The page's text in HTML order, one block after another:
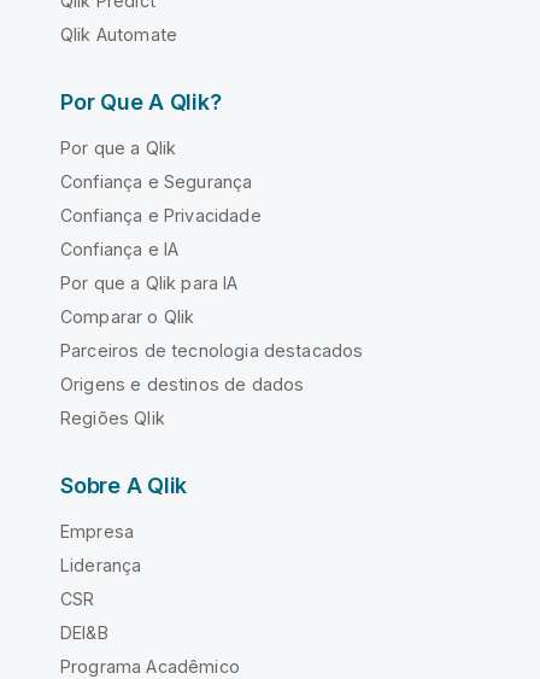
Qlik Automate
Por Que A Qlik?
Por que a Qlik
Confiança e Segurança
Confiança e Privacidade
Confiança e IA
Por que a Qlik para IA
Comparar o Qlik
Parceiros de tecnologia destacados
Origens e destinos de dados
Regiões Qlik
Sobre A Qlik
Empresa
Liderança
CSR
DEI&B
Programa Acadêmico